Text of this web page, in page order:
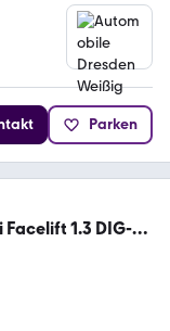
Parken
Facelift 1.3 DIG-T